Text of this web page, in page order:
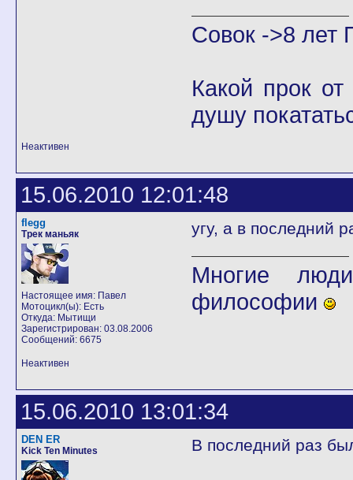
Совок ->8 лет
Какой прок
душу
Неактивен
15.06.2010 12:01:48
flegg
Трек маньяк
Настоящее имя: Павел
Мотоцикл(ы): Есть
Откуда: Мытищи
Зарегистрирован: 03.08.2006
Сообщений: 6675
угу, а в последний
Многие
философии
Неактивен
15.06.2010 13:01:34
DEN ER
Kick Ten Minutes В последний раз